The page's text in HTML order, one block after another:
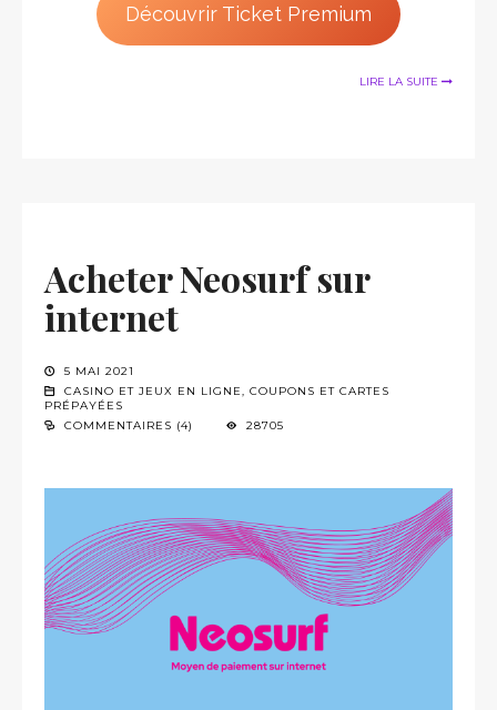
Découvrir Ticket Premium
LIRE LA SUITE
Acheter Neosurf sur
internet
5 MAI 2021
CASINO ET JEUX EN LIGNE, COUPONS ET CARTES
PRÉPAYÉES
COMMENTAIRES (4)
28705